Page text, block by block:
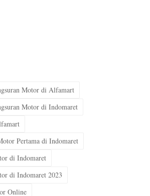
Motor di Alfamart
Motor di Indomaret
Pertama di Indomaret
di Indomaret
di Indomaret 2023
Online